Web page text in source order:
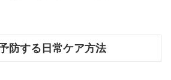
防する日常ケア方法